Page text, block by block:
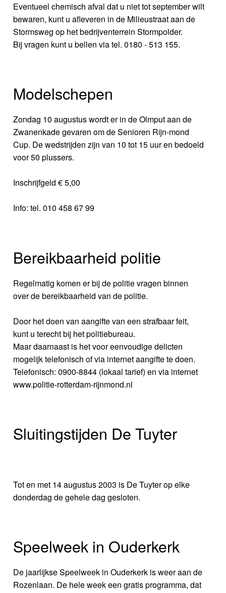
Eventueel chemisch afval dat u niet tot september wilt
bewaren, kunt u afleveren in de Milieustraat aan de
Stormsweg op het bedrijventerrein Stormpolder.
Bij vragen kunt u bellen via tel. 0180 - 513 155.
Modelschepen
Zondag 10 augustus wordt er in de Olmput aan de
Zwanenkade gevaren om de Senioren Rijn-mond
Cup. De wedstrijden zijn van 10 tot 15 uur en bedoeld
voor 50 plussers.
Inschrijfgeld € 5,00
Info: tel. 010 458 67 99
Bereikbaarheid politie
Regelmatig komen er bij de politie vragen binnen
over de bereikbaarheid van de politie.
Door het doen van aangifte van een strafbaar feit,
kunt u terecht bij het politiebureau.
Maar daarnaast is het voor eenvoudige delicten
mogelijk telefonisch of via internet aangifte te doen.
Telefonisch: 0900-8844 (lokaal tarief) en via internet
www.politie-rotterdam-rijnmond.nl
Sluitingstijden De Tuyter
Tot en met 14 augustus 2003 is De Tuyter op elke
donderdag de gehele dag gesloten.
Speelweek in Ouderkerk
De jaarlijkse Speelweek in Ouderkerk is weer aan de
Rozenlaan. De hele week een gratis programma, dat